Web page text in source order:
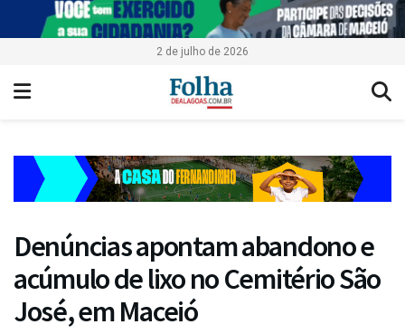
2 de julho de 2026
Denúncias apontam abandono e
acúmulo de lixo no Cemitério São
José, em Maceió